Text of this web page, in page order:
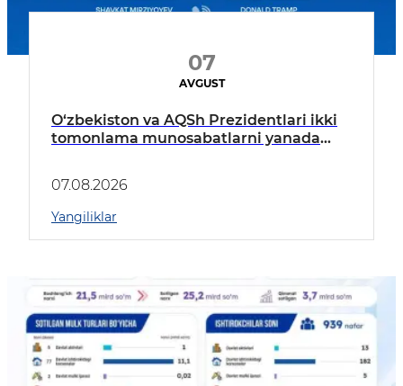
07
AVGUST
O‘zbekiston va AQSh Prezidentlari ikki
tomonlama munosabatlarni yanada
07.08.2026
Yangiliklar